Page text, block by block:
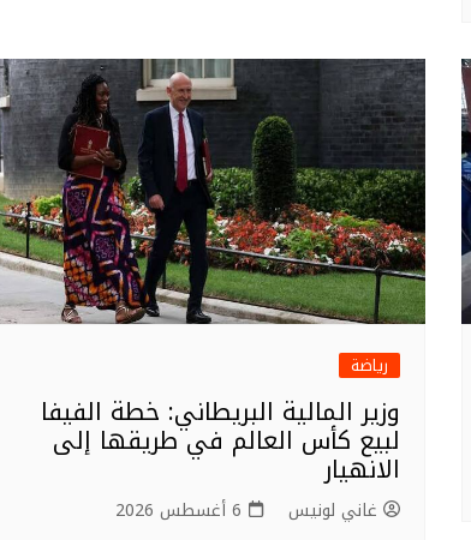
رياضة
وزير المالية البريطاني: خطة الفيفا
لبيع كأس العالم في طريقها إلى
الانهيار
غاني لونيس 6 أغسطس 2026